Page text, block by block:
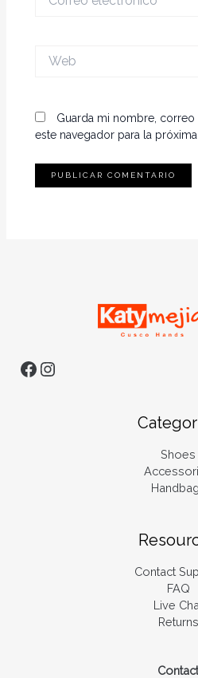
electrónico*
Guarda mi nombre,
este navegador para la
Shoes
Contact
FAQ
Live
Returns
Contact